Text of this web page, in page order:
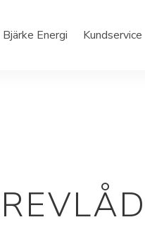
Energi Kundservice